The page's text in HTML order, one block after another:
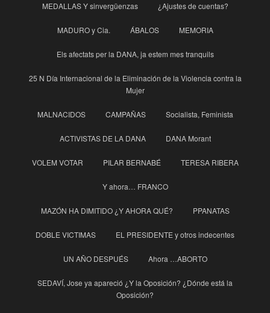
MEDALLAS Y sinvergüenzas ¿Ajustes de cuentas?
MADURO y Cia. ÁBALOS MEMORIA
Els afectats per la DANA, ja estem mes tranquils
25 N Día Internacional de la Eliminación de la Violencia contra la
Mujer
MALNACIDOS CAMPAÑAS Socialista, Feminista
ACTIVISTAS DE LA DANA DANA Morant
VOLEM VOTAR PILAR BERNABÉ TERESA RIBERA
Y ahora… FRANCO
MAZÓN HA DIMITIDO ¿Y AHORA QUÉ? PPANATAS
DOBLE VICTIMAS EL PRESIDENTE y otros indecentes
UN AÑO DESPUÉS Ahora …ABORTO
SEDAVÍ, Jose ya apareció ¿Y la Oposición? ¿Dónde está la
Oposición?